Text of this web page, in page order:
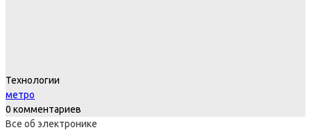
Технологии
метро
0 комментариев
Все об электронике